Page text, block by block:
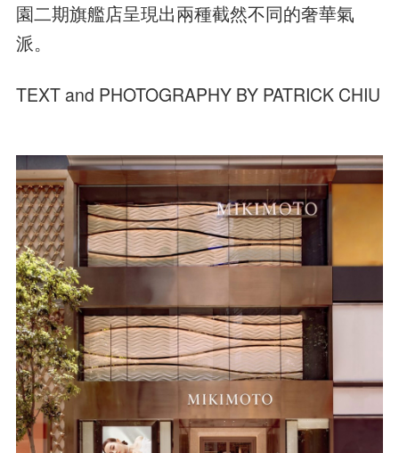
園二期旗艦店呈現出兩種截然不同的奢華氣
派。
TEXT and PHOTOGRAPHY BY PATRICK CHIU